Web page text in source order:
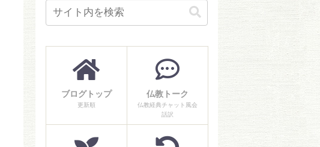
ブログトップ
更新順
仏教トーク
仏教経典チャット風会
話訳